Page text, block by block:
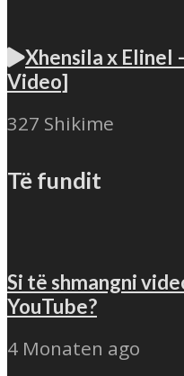
Xhensila x Elinel
Video]
327 Shikime
Të fundit
Si të shmangni
YouTube?
4 Monaten ago